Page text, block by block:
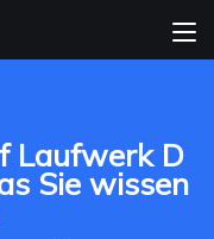
Laufwerk D
Sie wissen